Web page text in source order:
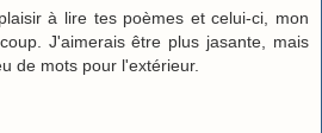
à lire tes poèmes et celui-ci, mon
J'aimerais être plus jasante, mais
de mots pour l'extérieur.